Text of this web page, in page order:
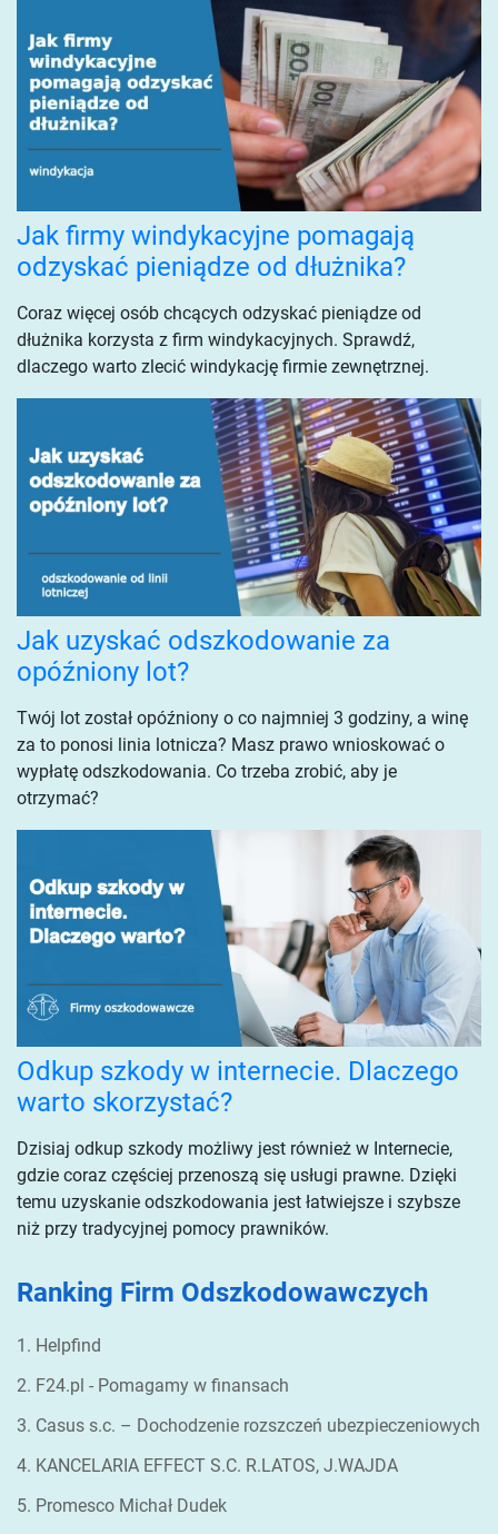
Jak firmy windykacyjne pomagają
odzyskać pieniądze od dłużnika?
Coraz więcej osób chcących odzyskać pieniądze od
dłużnika korzysta z firm windykacyjnych. Sprawdź,
dlaczego warto zlecić windykację firmie zewnętrznej.
Jak uzyskać odszkodowanie za
opóźniony lot?
Twój lot został opóźniony o co najmniej 3 godziny, a winę
za to ponosi linia lotnicza? Masz prawo wnioskować o
wypłatę odszkodowania. Co trzeba zrobić, aby je
otrzymać?
Odkup szkody w internecie. Dlaczego
warto skorzystać?
Dzisiaj odkup szkody możliwy jest również w Internecie,
gdzie coraz częściej przenoszą się usługi prawne. Dzięki
temu uzyskanie odszkodowania jest łatwiejsze i szybsze
niż przy tradycyjnej pomocy prawników.
Ranking Firm Odszkodowawczych
1. Helpfind
2. F24.pl - Pomagamy w finansach
3. Casus s.c. – Dochodzenie rozszczeń ubezpieczeniowych
4. KANCELARIA EFFECT S.C. R.LATOS, J.WAJDA
5. Promesco Michał Dudek